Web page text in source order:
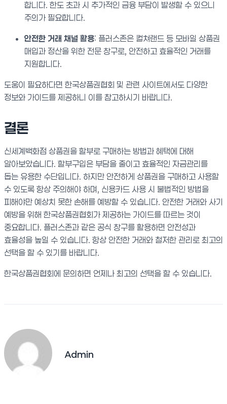
합니다. 한도 초과 시 추가적인 금융 부담이 발생할 수 있으니
주의가 필요합니다.
안전한 거래 채널 활용: 플러스존은 컬쳐랜드 등 모바일 상품권
매입과 정산을 위한 전문 창구로, 안전하고 효율적인 거래를
지원합니다.
도움이 필요하다면 한국상품권협회 및 관련 사이트에서도 다양한
정보와 가이드를 제공하니 이를 참고하시기 바랍니다.
결론
신세계백화점 상품권을 할부로 구매하는 방법과 혜택에 대해
알아보았습니다. 할부구입은 부담을 줄이고 효율적인 자금관리를
돕는 유용한 수단입니다. 하지만 안전하게 상품권을 구매하고 사용할
수 있도록 항상 주의해야 하며, 신용카드 사용 시 불법적인 방법을
피해야만 예상치 못한 손해를 예방할 수 있습니다. 안전한 거래와 사기
예방을 위해 한국상품권협회가 제공하는 가이드를 따르는 것이
중요합니다. 플러스존과 같은 공식 창구를 활용하면 안전성과
효율성을 높일 수 있습니다. 항상 안전한 거래와 철저한 관리로 최고의
선택을 할 수 있기를 바랍니다.
한국상품권협회에 문의하면 언제나 최고의 선택을 할 수 있습니다.
Admin